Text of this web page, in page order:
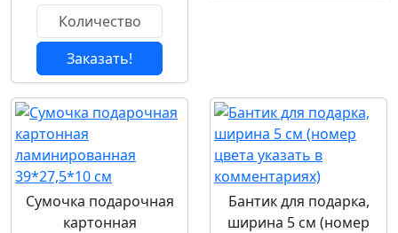
Заказать!
Сумочка подарочная
картонная
Бантик для подарка,
ширина 5 см (номер